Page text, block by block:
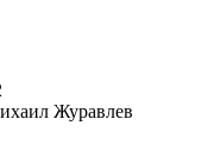
Журавлев